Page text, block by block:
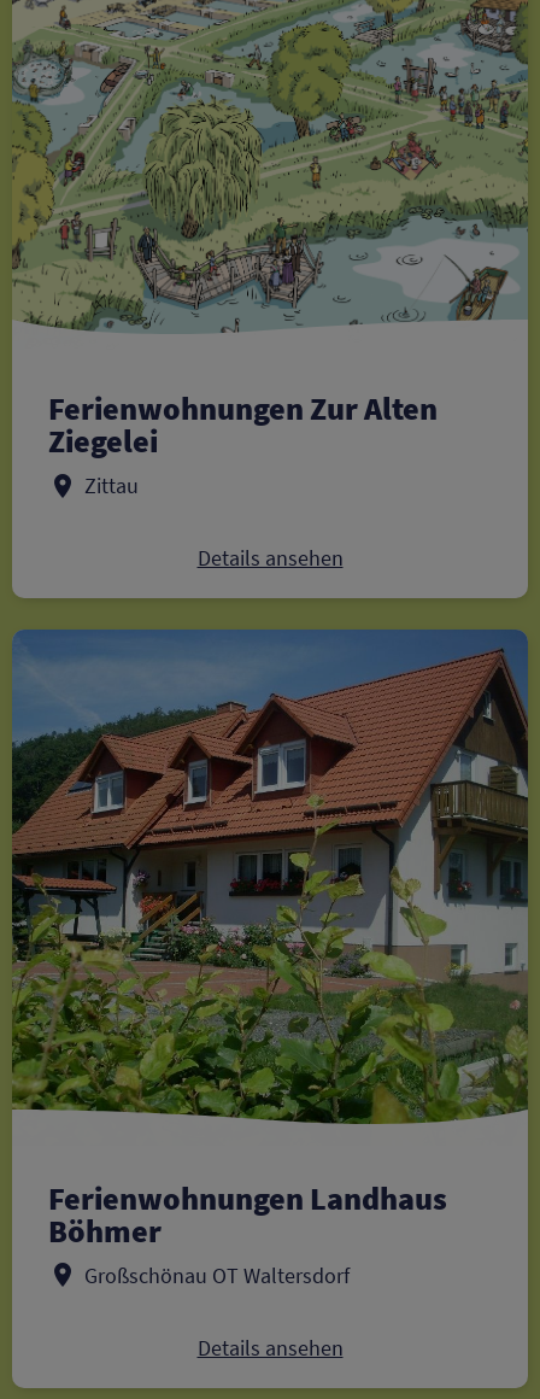
Ferienwohnungen Zur Alten
Ziegelei
Zittau
Details ansehen
Ferienwohnungen Landhaus
Böhmer
Großschönau OT Waltersdorf
Details ansehen